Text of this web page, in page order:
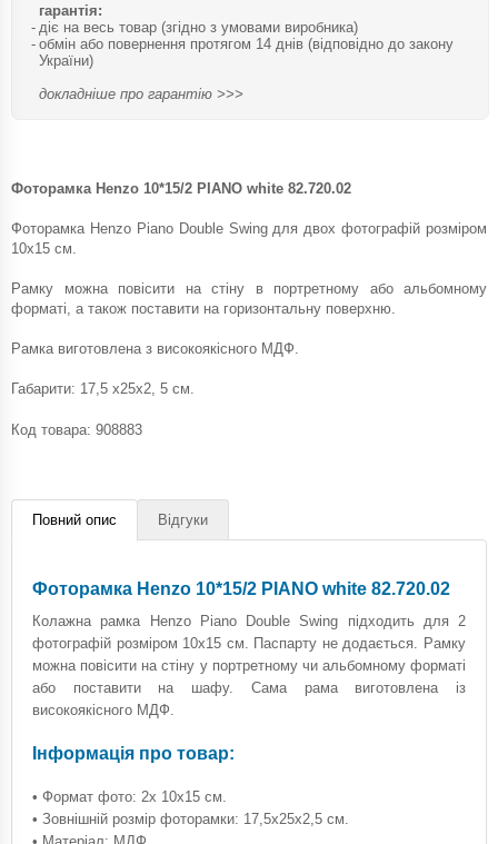
гарантія:
діє на весь товар (згідно з умовами виробника)
обмін або повернення протягом 14 днів (відповідно до закону
України)
докладніше про гарантію >>>
Фоторамка Henzo 10*15/2 PIANO white 82.720.02
Фоторамка Henzo Piano Double Swing для двох фотографій розміром
10x15 см.
Рамку можна повісити на стіну в портретному або альбомному
форматі, а також поставити на горизонтальну поверхню.
Рамка виготовлена з високоякісного МДФ.
Габарити: 17,5 x25x2, 5 см.
Код товара: 908883
Повний опис Відгуки
Фоторамка Henzo 10*15/2 PIANO white 82.720.02
Колажна рамка Henzo Piano Double Swing підходить для 2
фотографій розміром 10x15 см. Паспарту не додається. Рамку
можна повісити на стіну у портретному чи альбомному форматі
або поставити на шафу. Сама рама виготовлена ​​із
високоякісного МДФ.
Інформація про товар:
• Формат фото: 2x 10x15 см.
• Зовнішній розмір фоторамки: 17,5x25x2,5 см.